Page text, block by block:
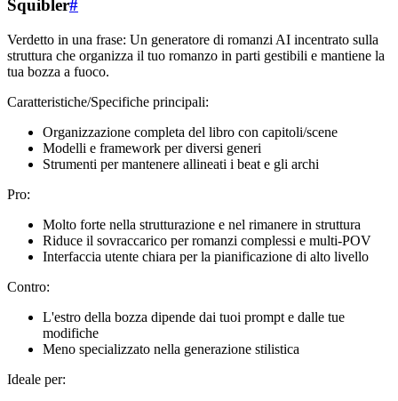
Squibler#
Verdetto in una frase: Un generatore di romanzi AI incentrato sulla
struttura che organizza il tuo romanzo in parti gestibili e mantiene la
tua bozza a fuoco.
Caratteristiche/Specifiche principali:
Organizzazione completa del libro con capitoli/scene
Modelli e framework per diversi generi
Strumenti per mantenere allineati i beat e gli archi
Pro:
Molto forte nella strutturazione e nel rimanere in struttura
Riduce il sovraccarico per romanzi complessi e multi-POV
Interfaccia utente chiara per la pianificazione di alto livello
Contro:
L'estro della bozza dipende dai tuoi prompt e dalle tue
modifiche
Meno specializzato nella generazione stilistica
Ideale per: